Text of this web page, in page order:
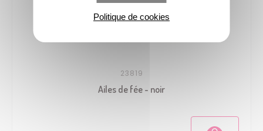
23819
Ailes de fée - noir
Politique de cookies